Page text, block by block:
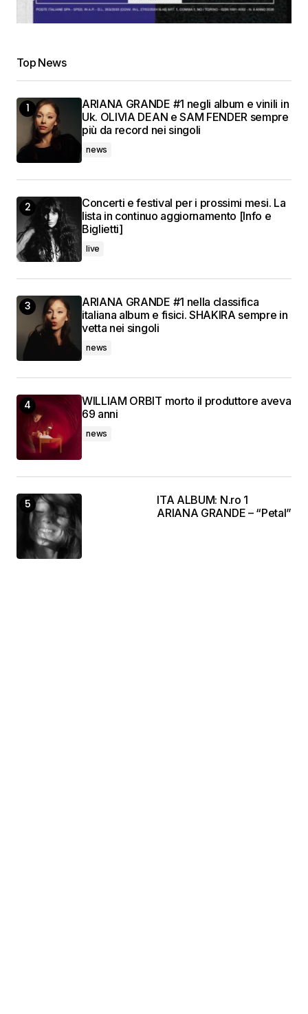
Top News
ARIANA GRANDE #1 negli album e vinili in
Uk. OLIVIA DEAN e SAM FENDER sempre
più da record nei singoli
news
Concerti e festival per i prossimi mesi. La
lista in continuo aggiornamento [Info e
Biglietti]
live
ARIANA GRANDE #1 nella classifica
italiana album e fisici. SHAKIRA sempre in
vetta nei singoli
news
WILLIAM ORBIT morto il produttore aveva
69 anni
news
ITA ALBUM: N.ro 1
ARIANA GRANDE – “Petal”